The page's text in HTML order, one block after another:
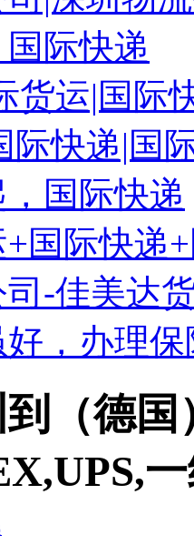
际快递
货运|国际
际快递|国
国际快递
+国际快递
-佳美达
，办理
（德